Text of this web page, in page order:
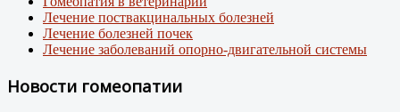
Лечение поствакцинальных болезней
Лечение болезней почек
Лечение заболеваний опорно-двигательной системы
Новости гомеопатии